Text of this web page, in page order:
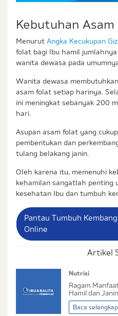
Kebutuhan
Menurut Angka Kecukupan
folat bagi Ibu hamil
wanita dewasa pada
Wanita dewasa
asam folat setiap harinya.
ini meningkat sebanyak 200
hari.
Asupan asam folat yang
pembentukan dan
tulang belakang janin.
Oleh karena itu, memenuhi
kehamilan sangatlah penting
kesehatan Ibu dan tumbuh
Pantau Tumbuh
Online
Nama Lengkap Ibu
Buat Password
Artikel
Nutrisi
Ragam
Hamil dan Janin
Baca